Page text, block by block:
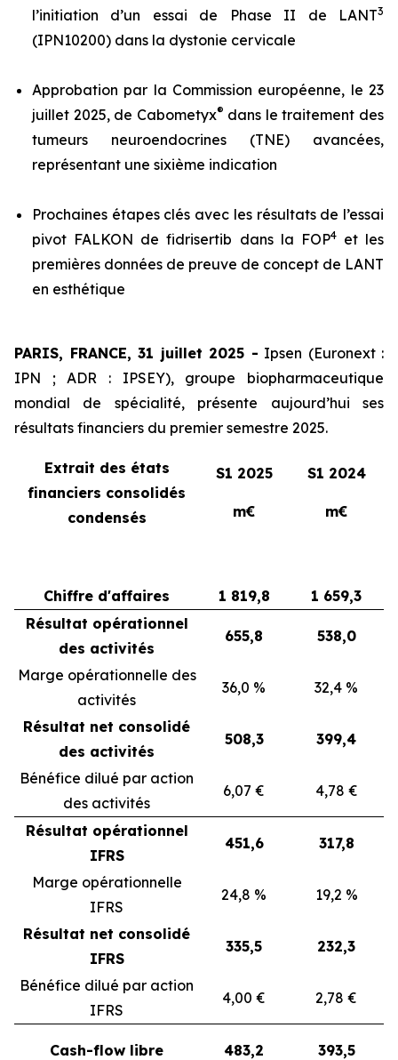
l’initiation d’un essai de Phase II de LANT3
(IPN10200) dans la dystonie cervicale
Approbation par la Commission européenne, le 23
juillet 2025, de Cabometyx® dans le traitement des
tumeurs neuroendocrines (TNE) avancées,
représentant une sixième indication
Prochaines étapes clés avec les résultats de l’essai
pivot FALKON de fidrisertib dans la FOP4et les
premières données de preuve de concept de LANT
en esthétique
PARIS, FRANCE, 31 juillet 2025 - Ipsen (Euronext :
IPN ; ADR : IPSEY), groupe biopharmaceutique
mondial de spécialité, présente aujourd’hui ses
résultats financiers du premier semestre 2025.
Extrait des états
financiers consolidés
condensés
S1 2025 S1 2024
m€ m€
Chiffre d'affaires 1 819,8
1 659,3
Résultat opérationnel
des activités
655,8 538,0
Marge opérationnelle des
activités
36,0 % 32,4 %
Résultat net consolidé
des activités
508,3 399,4
Bénéfice dilué par action
des activités
6,07 € 4,78 €
Résultat opérationnel
IFRS
451,6 317,8
Marge opérationnelle
IFRS
24,8 % 19,2 %
Résultat net consolidé
IFRS
335,5 232,3
Bénéfice dilué par action
IFRS
4,00 € 2,78 €
Cash-flow libre 483,2 393,5